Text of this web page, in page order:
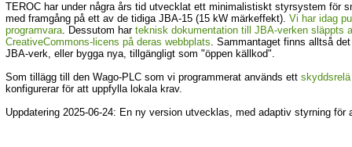
TEROC har under några års tid utvecklat ett minimalistiskt styrsystem för
med framgång på ett av de tidiga JBA-15 (15 kW märkeffekt). Vi har idag
programvara. Dessutom har teknisk dokumentation till JBA-verken släppts
CreativeCommons-licens på deras webbplats. Sammantaget finns alltså
JBA-verk, eller bygga nya, tillgängligt som "öppen källkod".
Som tillägg till den Wago-PLC som vi programmerat används ett
konfigurerar för att uppfylla lokala krav.
Uppdatering 2025-06-24: En ny version utvecklas, med adaptiv styrning